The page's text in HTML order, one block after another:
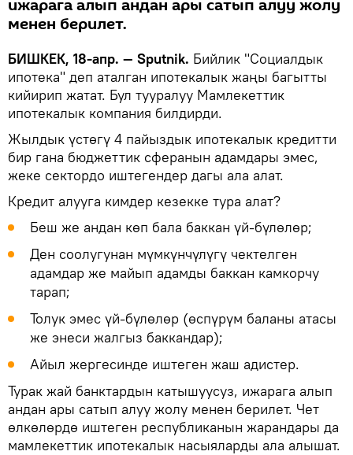
ижарага алып андан ары сатып алуу жолу
менен берилет.
БИШКЕК, 18-апр. — Sputnik. Бийлик "Социалдык
ипотека" деп аталган ипотекалык жаңы багытты
кийирип жатат. Бул тууралуу Мамлекеттик
ипотекалык компания билдирди.
Жылдык үстөгү 4 пайыздык ипотекалык кредитти
бир гана бюджеттик сферанын адамдары эмес,
жеке сектордо иштегендер дагы ала алат.
Кредит алууга кимдер кезекке тура алат?
Беш же андан көп бала баккан үй-бүлөлөр;
Ден соолугунан мүмкүнчүлүгү чектелген
адамдар же майып адамды баккан камкорчу
тарап;
Толук эмес үй-бүлөлөр (өспүрүм баланы атасы
же энеси жалгыз баккандар);
Айыл жергесинде иштеген жаш адистер.
Турак жай банктардын катышуусуз, ижарага алып
андан ары сатып алуу жолу менен берилет. Чет
өлкөлөрдө иштеген республиканын жарандары да
мамлекеттик ипотекалык насыяларды ала алышат.